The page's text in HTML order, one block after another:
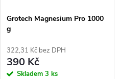
Grotech Magnesium Pro 1000
g
322,31 Kč bez DPH
390 Kč
Skladem 3 ks